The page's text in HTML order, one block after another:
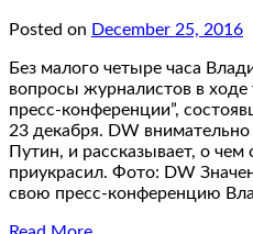
Posted on December 25, 2016
Без малого четыре часа
вопросы журналистов в
пресс-конференции”,
23 декабря. DW
Путин, и рассказывает, о
приукрасил. Фото: DW
свою пресс-конференцию